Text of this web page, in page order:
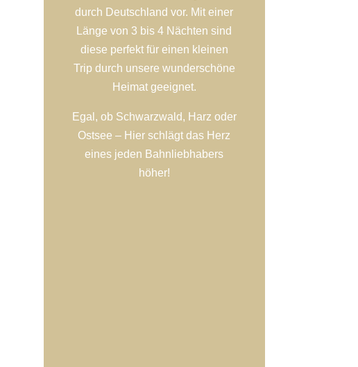
durch Deutschland vor. Mit einer
Länge von 3 bis 4 Nächten sind
diese perfekt für einen kleinen
Trip durch unsere wunderschöne
Heimat geeignet.
Egal, ob Schwarzwald, Harz oder
Ostsee – Hier schlägt das Herz
eines jeden Bahnliebhabers
höher!